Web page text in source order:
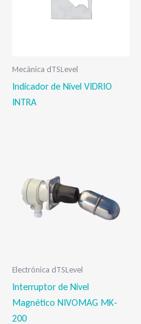
Mecánica dTSLevel
Indicador de Nivel VIDRIO
INTRA
Electrónica dTSLevel
Interruptor de Nivel
Magnético NIVOMAG MK-
200